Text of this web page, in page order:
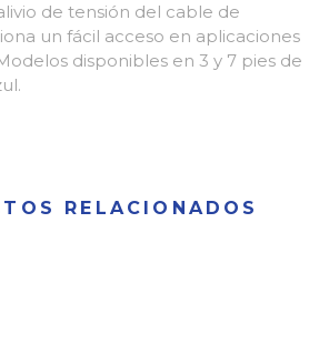
de tensión del cable de
un fácil acceso en aplicaciones
disponibles en 3 y 7 pies de
RELACIONADOS